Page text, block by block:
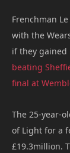
Frenchman
with the
if they
beating
final at
The 25-year-
of Light for a
£19.3million.